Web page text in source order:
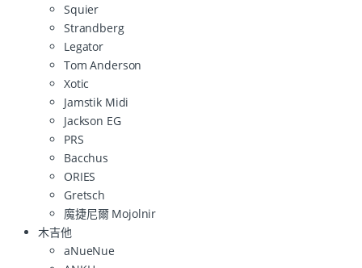
Squier
Strandberg
Legator
Tom Anderson
Xotic
Jamstik Midi
Jackson EG
PRS
Bacchus
ORIES
Gretsch
魔捷尼爾 Mojolnir
木吉他
aNueNue